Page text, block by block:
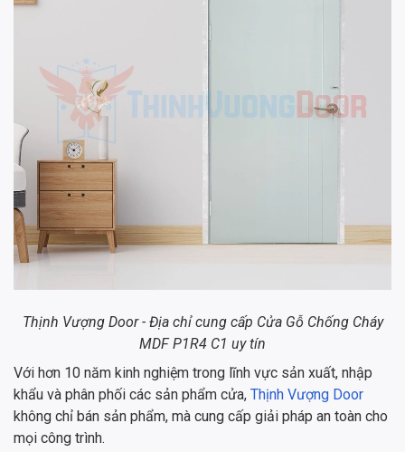
Thịnh Vượng Door - Địa chỉ cung cấp Cửa Gỗ Chống Cháy
MDF P1R4 C1 uy tín
Với hơn 10 năm kinh nghiệm trong lĩnh vực sản xuất, nhập
khẩu và phân phối các sản phẩm cửa, Thịnh Vượng Door
không chỉ bán sản phẩm, mà cung cấp giải pháp an toàn cho
mọi công trình.